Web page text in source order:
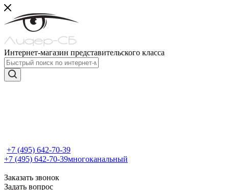
Интернет-магазин представительского класса
+7 (495) 642-70-39
+7 (495) 642-70-39многоканальный
Заказать звонок
Задать вопрос